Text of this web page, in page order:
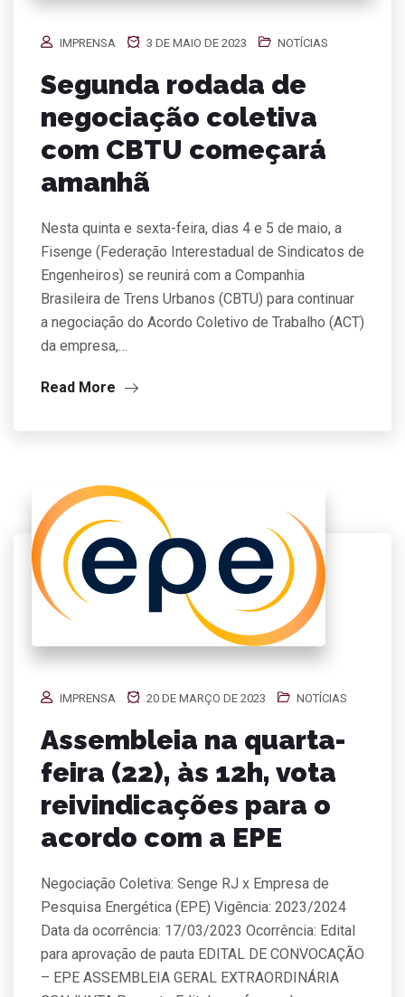
IMPRENSA 3 DE MAIO DE 2023 NOTÍCIAS
Segunda rodada de
negociação coletiva
com CBTU começará
amanhã
Nesta quinta e sexta-feira, dias 4 e 5 de maio, a
Fisenge (Federação Interestadual de Sindicatos de
Engenheiros) se reunirá com a Companhia
Brasileira de Trens Urbanos (CBTU) para continuar
a negociação do Acordo Coletivo de Trabalho (ACT)
da empresa,…
Read More
IMPRENSA 20 DE MARÇO DE 2023 NOTÍCIAS
Assembleia na quarta-
feira (22), às 12h, vota
reivindicações para o
acordo com a EPE
Negociação Coletiva: Senge RJ x Empresa de
Pesquisa Energética (EPE) Vigência: 2023/2024
Data da ocorrência: 17/03/2023 Ocorrência: Edital
para aprovação de pauta EDITAL DE CONVOCAÇÃO
– EPE ASSEMBLEIA GERAL EXTRAORDINÁRIA